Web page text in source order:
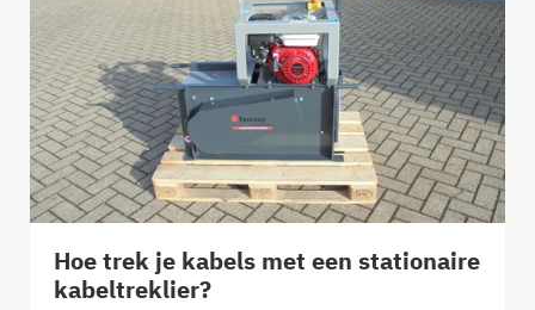
Hoe trek je kabels met een stationaire
kabeltreklier?